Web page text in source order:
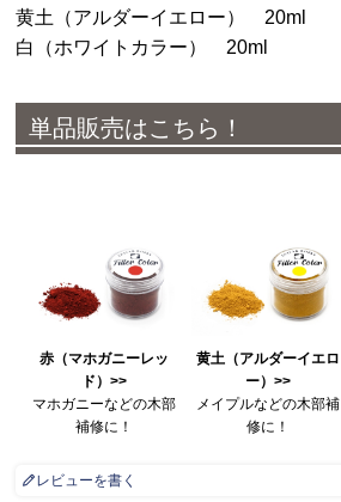
黄土（アルダーイエロー） 20ml
白（ホワイトカラー） 20ml
単品販売はこちら！
赤（マホガニーレッ
ド）>>
マホガニーなどの木部
補修に！
黄土（アルダーイエロ
ー）>>
メイプルなどの木部補
修に！
レビューを書く